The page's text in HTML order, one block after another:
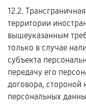
12.2.
территории
вышеуказанным
только в случае
субъекта
передачу его
договора, стороной
персональных